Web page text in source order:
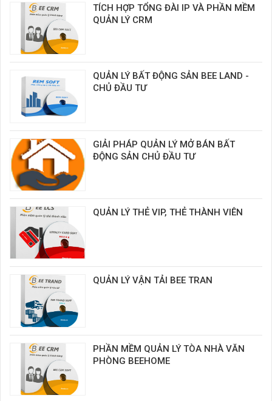
TÍCH HỢP TỔNG ĐÀI IP VÀ PHẦN MỀM
QUẢN LÝ CRM
QUẢN LÝ BẤT ĐỘNG SẢN BEE LAND -
CHỦ ĐẦU TƯ
GIẢI PHÁP QUẢN LÝ MỞ BÁN BẤT
ĐỘNG SẢN CHỦ ĐẦU TƯ
QUẢN LÝ THẺ VIP, THẺ THÀNH VIÊN
QUẢN LÝ VẬN TẢI BEE TRAN
PHẦN MỀM QUẢN LÝ TÒA NHÀ VĂN
PHÒNG BEEHOME